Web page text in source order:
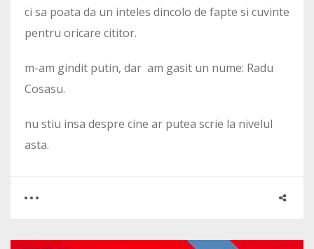
ci sa poata da un inteles dincolo de fapte si cuvinte
pentru oricare cititor.
m-am gindit putin, dar am gasit un nume: Radu
Cosasu.
nu stiu insa despre cine ar putea scrie la nivelul
asta.